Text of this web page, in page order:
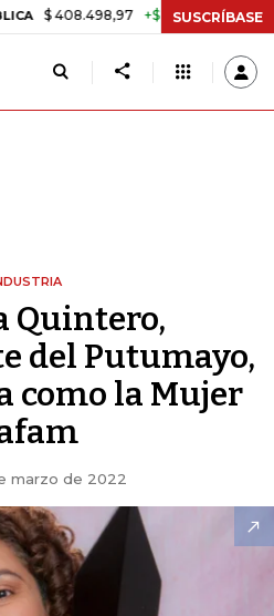
+$ 8.753,81 +2,19%
SUSCRÍBASE
Quintero,
del Putumayo,
como la Mujer
marzo de 2022